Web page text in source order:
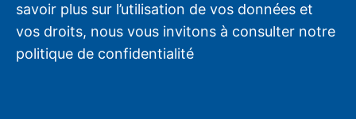
savoir plus sur l’utilisation de vos données et
vos droits, nous vous invitons à consulter notre
politique de confidentialité